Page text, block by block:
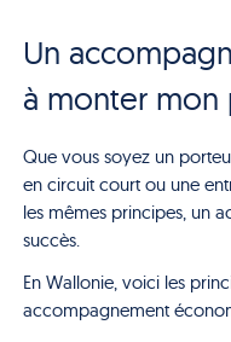
Un
à monter mon
Que vous soyez un
en circuit court ou une
les mêmes principes, un
succès.
En Wallonie, voici les
accompagnement